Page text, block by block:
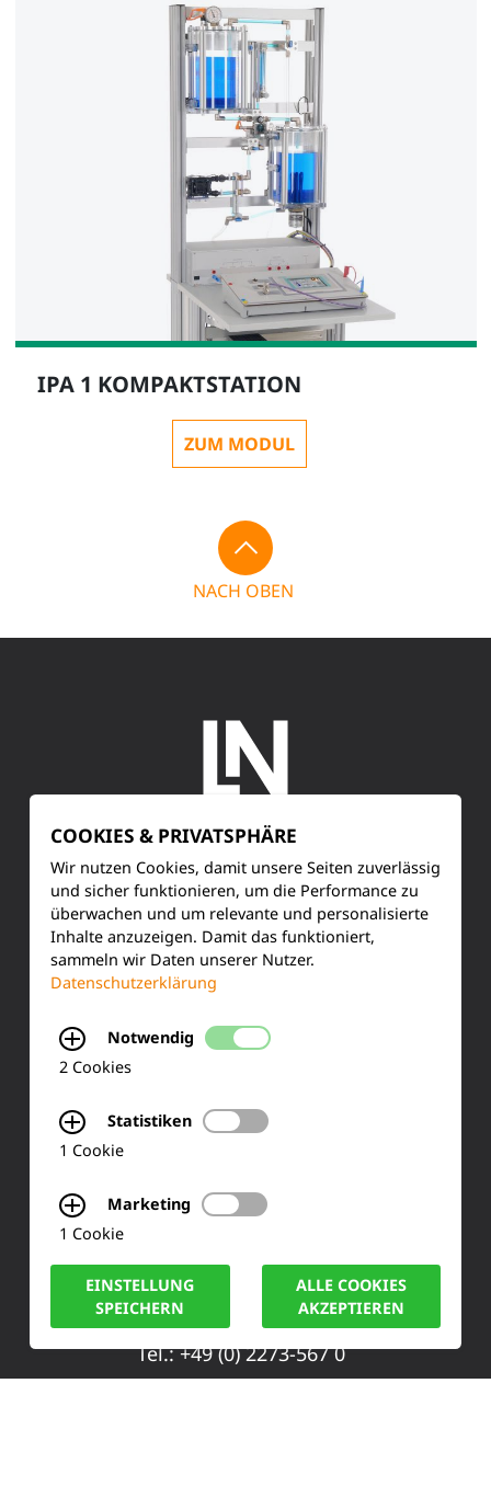
IPA 1 KOMPAKTSTATION
ZUM MODUL
NACH OBEN
SERVICE
Kundenservice
Produktinformationen
FAQ
KONTAKT
50170 Kerpen
Tel.: +49 (0) 2273-567 0
COOKIES & PRIVATSPHÄRE
Wir nutzen Cookies, damit unsere Seiten zuverlässig
und sicher funktionieren, um die Performance zu
überwachen und um relevante und personalisierte
Inhalte anzuzeigen. Damit das funktioniert,
sammeln wir Daten unserer Nutzer.
Datenschutzerklärung
Notwendig
2 Cookies
Statistiken
1 Cookie
Marketing
1 Cookie
EINSTELLUNG
SPEICHERN
ALLE COOKIES
AKZEPTIEREN